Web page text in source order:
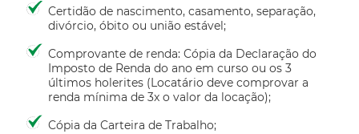
Certidão de nascimento, casamento, separação,
divórcio, óbito ou união estável;
Comprovante de renda: Cópia da Declaração do
Imposto de Renda do ano em curso ou os 3
últimos holerites (Locatário deve comprovar a
renda mínima de 3x o valor da locação);
Cópia da Carteira de Trabalho;